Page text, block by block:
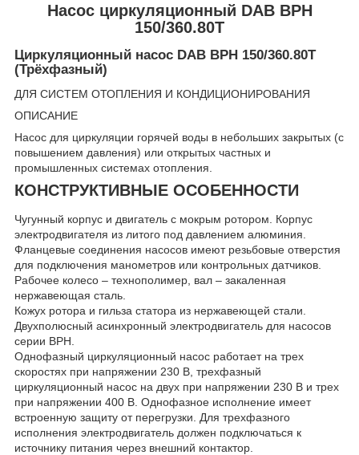
Насос циркуляционный DAB BPH
150/360.80T
Циркуляционный насос DAB BPH 150/360.80T
(Трёхфазный)
ДЛЯ СИСТЕМ ОТОПЛЕНИЯ И КОНДИЦИОНИРОВАНИЯ
ОПИСАНИЕ
Насос для циркуляции горячей воды в небольших закрытых (с
повышением давления) или открытых частных и
промышленных системах отопления.
КОНСТРУКТИВНЫЕ ОСОБЕННОСТИ
Чугунный корпус и двигатель с мокрым ротором. Корпус
электродвигателя из литого под давлением алюминия.
Фланцевые соединения насосов имеют резьбовые отверстия
для подключения манометров или контрольных датчиков.
Рабочее колесо – технополимер, вал – закаленная
нержавеющая сталь.
Кожух ротора и гильза статора из нержавеющей стали.
Двухполюсный асинхронный электродвигатель для насосов
серии BPH.
Однофазный циркуляционный насос работает на трех
скоростях при напряжении 230 В, трехфазный
циркуляционный насос на двух при напряжении 230 В и трех
при напряжении 400 В. Однофазное исполнение имеет
встроенную защиту от перегрузки. Для трехфазного
исполнения электродвигатель должен подключаться к
источнику питания через внешний контактор.